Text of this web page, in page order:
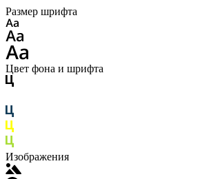
Размер шрифта
Цвет фона и шрифта
Изображения